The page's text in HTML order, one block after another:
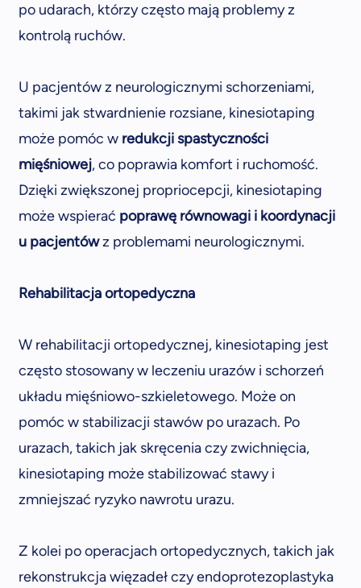
po udarach, którzy często mają problemy z
kontrolą ruchów.
U pacjentów z neurologicznymi schorzeniami,
takimi jak stwardnienie rozsiane, kinesiotaping
może pomóc w redukcji spastyczności
mięśniowej, co poprawia komfort i ruchomość.
Dzięki zwiększonej propriocepcji, kinesiotaping
może wspierać poprawę równowagi i koordynacji
u pacjentówz problemami neurologicznymi.
Rehabilitacja ortopedyczna
W rehabilitacji ortopedycznej, kinesiotaping jest
często stosowany w leczeniu urazów i schorzeń
układu mięśniowo-szkieletowego. Może on
pomóc w stabilizacji stawów po urazach. Po
urazach, takich jak skręcenia czy zwichnięcia,
kinesiotaping może stabilizować stawy i
zmniejszać ryzyko nawrotu urazu.
Z kolei po operacjach ortopedycznych, takich jak
rekonstrukcja więzadeł czy endoprotezoplastyka